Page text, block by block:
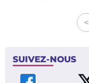
<
SUIVEZ-NOUS